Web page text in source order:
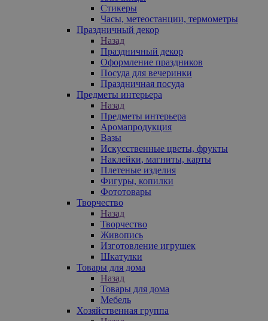
Стикеры
Часы, метеостанции, термометры
Праздничный декор
Назад
Праздничный декор
Оформление праздников
Посуда для вечеринки
Праздничная посуда
Предметы интерьера
Назад
Предметы интерьера
Аромапродукция
Вазы
Искусственные цветы, фрукты
Наклейки, магниты, карты
Плетеные изделия
Фигуры, копилки
Фототовары
Творчество
Назад
Творчество
Живопись
Изготовление игрушек
Шкатулки
Товары для дома
Назад
Товары для дома
Мебель
Хозяйственная группа